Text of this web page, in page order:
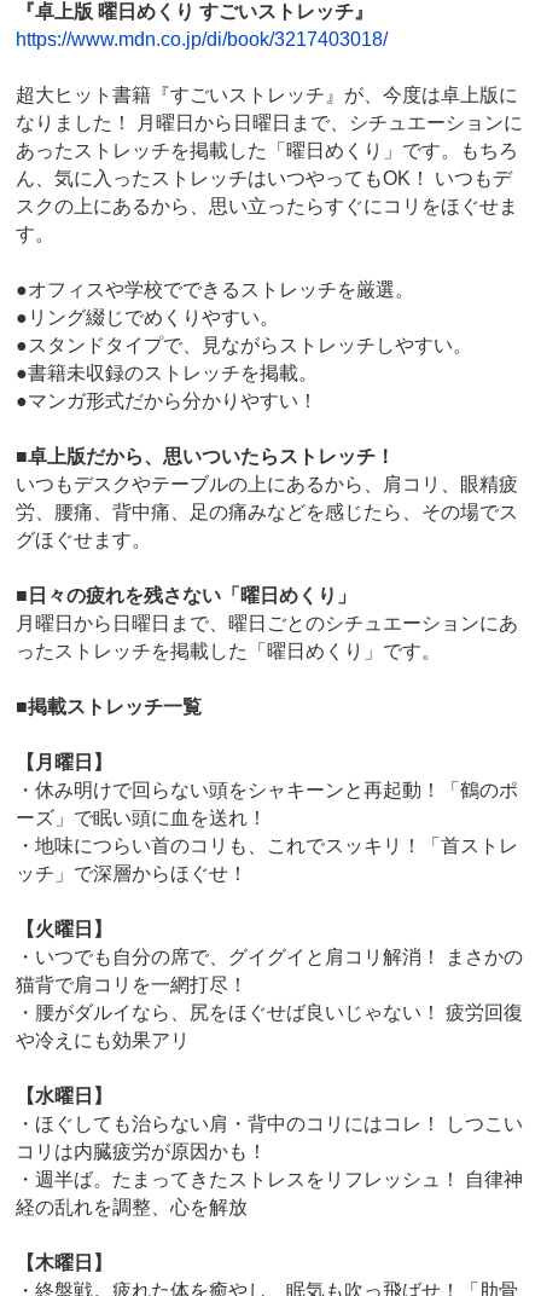
『卓上版 曜日めくり すごいストレッチ』
https://www.mdn.co.jp/di/book/3217403018/
超大ヒット書籍『すごいストレッチ』が、今度は卓上版に
なりました！ 月曜日から日曜日まで、シチュエーションに
あったストレッチを掲載した「曜日めくり」です。もちろ
ん、気に入ったストレッチはいつやってもOK！ いつもデ
スクの上にあるから、思い立ったらすぐにコリをほぐせま
す。
●オフィスや学校でできるストレッチを厳選。
●リング綴じでめくりやすい。
●スタンドタイプで、見ながらストレッチしやすい。
●書籍未収録のストレッチを掲載。
●マンガ形式だから分かりやすい！
■卓上版だから、思いついたらストレッチ！
いつもデスクやテーブルの上にあるから、肩コリ、眼精疲
労、腰痛、背中痛、足の痛みなどを感じたら、その場でス
グほぐせます。
■日々の疲れを残さない「曜日めくり」
月曜日から日曜日まで、曜日ごとのシチュエーションにあ
ったストレッチを掲載した「曜日めくり」です。
■掲載ストレッチ一覧
【月曜日】
・休み明けで回らない頭をシャキーンと再起動！「鶴のポ
ーズ」で眠い頭に血を送れ！
・地味につらい首のコリも、これでスッキリ！「首ストレ
ッチ」で深層からほぐせ！
【火曜日】
・いつでも自分の席で、グイグイと肩コリ解消！ まさかの
猫背で肩コリを一網打尽！
・腰がダルイなら、尻をほぐせば良いじゃない！ 疲労回復
や冷えにも効果アリ
【水曜日】
・ほぐしても治らない肩・背中のコリにはコレ！ しつこい
コリは内臓疲労が原因かも！
・週半ば。たまってきたストレスをリフレッシュ！ 自律神
経の乱れを調整、心を解放
【木曜日】
・終盤戦。疲れた体を癒やし、眠気も吹っ飛ばせ！「肋骨